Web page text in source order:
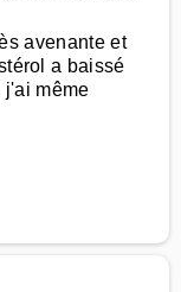
avenante et
a baissé
j'ai même